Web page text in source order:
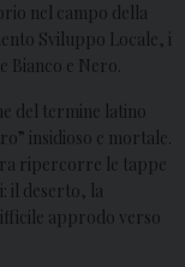
nel campo della
Sviluppo Locale, i
Bianco e Nero.
del termine latino
insidioso e mortale.
ripercorre le tappe
il deserto, la
approdo verso